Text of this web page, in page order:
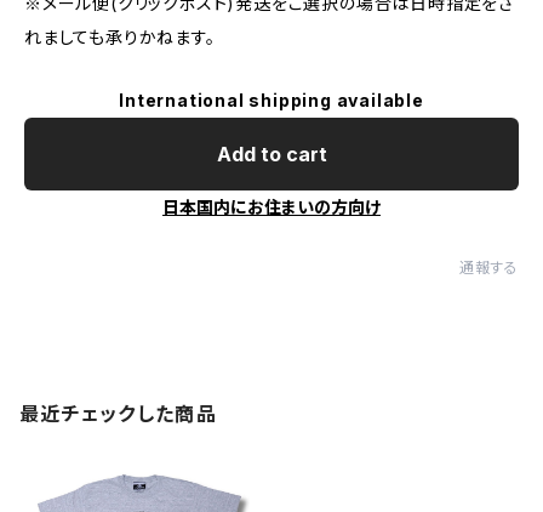
れましても承りかねます。
International shipping available
Add to cart
日本国内にお住まいの方向け
通報する
最近チェックした商品